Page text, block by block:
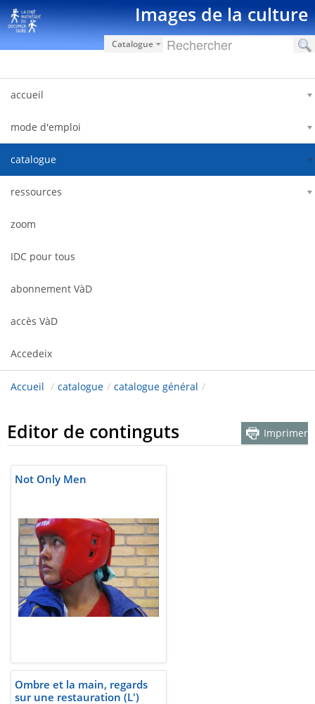
Salta al contigut Images de la culture
Catalogue
accueil
mode d'emploi
catalogue
ressources
zoom
IDC pour tous
abonnement VàD
accès VàD
Accedeix
Accueil / catalogue / catalogue général /
Editor de continguts Imprimer
Not Only Men
Ombre et la main, regards
sur une restauration (L')